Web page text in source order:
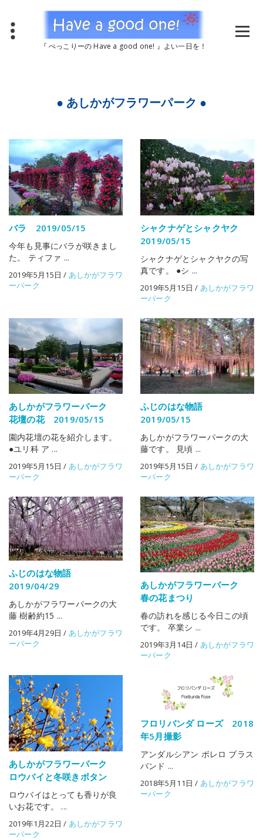
『 ぺっこりーの Have a good one! 』よい一日を！
● あしかがフラワーパーク ●
バラ 2019/05/15
今年も見事にバラが咲きまし
た。 ティファ ...
2019年5月15日 / あしかがフラワ
ーパーク
シャクナゲとシャクヤク
2019/05/15
シャクナゲとシャクヤクの写
真です。 ●シ ...
2019年5月15日 / あしかがフラワ
ーパーク
あしかがフラワーパーク
花壇の花 2019/05/15
園内花壇の花を紹介します。
●ユリ科 ア ...
2019年5月15日 / あしかがフラワ
ーパーク
ふじのはな物語
2019/05/15
あしかがフラワーパークの大
藤です。 見頃 ...
2019年5月15日 / あしかがフラワ
ーパーク
ふじのはな物語
2019/04/29
あしかがフラワーパークの大
藤 樹齢約15 ...
2019年4月29日 / あしかがフラワ
ーパーク
あしかがフラワーパーク
春の花まつり
春の訪れを感じる今日この頃
です。 卒業シ ...
2019年3月14日 / あしかがフラワ
ーパーク
あしかがフラワーパーク
ロウバイと冬咲きボタン
ロウバイはとっても香りが良
いお花です。 ...
2019年1月22日 / あしかがフラワ
ーパーク
フロリバンダ ローズ 2018
年5月撮影
アンダルシアン ボレロ ブラス
バンド ...
2018年5月11日 / あしかがフラワ
ーパーク